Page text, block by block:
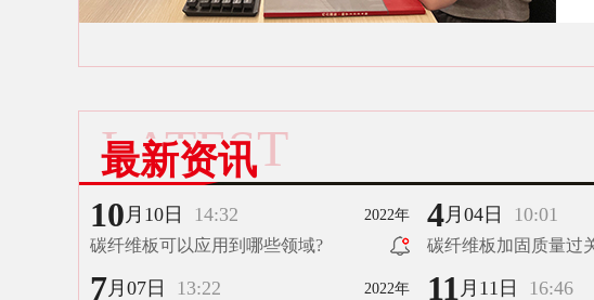
最新资讯
LATEST
10 月10日 14:32 2022年
碳纤维板可以应用到哪些领域?
4 月04日 10:01
碳纤维板加固质量过
7 月07日 13:22 2022年 11 月11日 16:46